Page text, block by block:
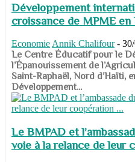
Développement
croissance de MPME en
Economie Annik Chalifour -
​​​​​​​Le Centre Éducatif pour le
l’Épanouissement de
Saint-Raphaël, Nord d’Haïti,
Développement...
Le BMPAD et
voie à la relance de leur